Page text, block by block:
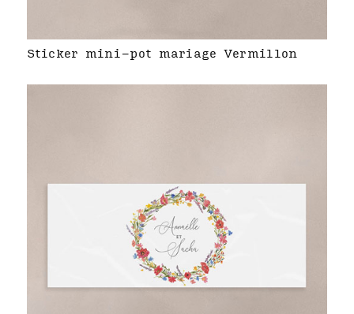
Sticker mini-pot mariage Vermillon